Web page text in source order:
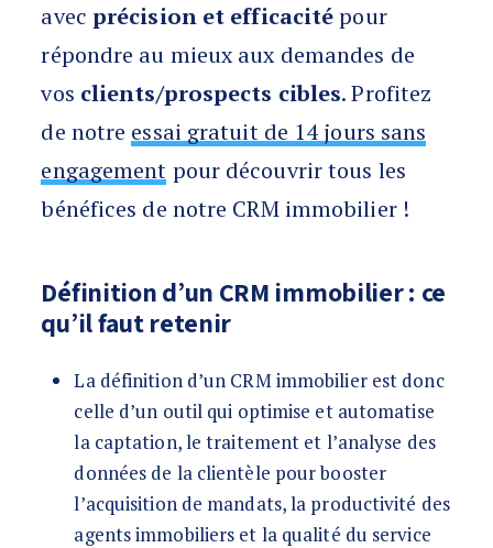
avec précision et efficacitépour
répondre au mieux aux demandes de
vos clients/prospects cibles. Profitez
de notre essai gratuit de 14 jours sans
engagement pour découvrir tous les
bénéfices de notre CRM immobilier !
Définition d’un CRM immobilier : ce
qu’il faut retenir
La définition d’un CRM immobilier est donc
celle d’un outil qui optimise et automatise
la captation, le traitement et l’analyse des
données de la clientèle pour booster
l’acquisition de mandats, la productivité des
agents immobiliers et la qualité du service